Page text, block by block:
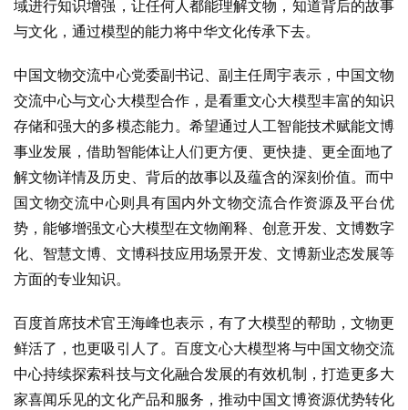
域进行知识增强，让任何人都能理解文物，知道背后的故事
与文化，通过模型的能力将中华文化传承下去。
中国文物交流中心党委副书记、副主任周宇表示，中国文物
交流中心与文心大模型合作，是看重文心大模型丰富的知识
存储和强大的多模态能力。希望通过人工智能技术赋能文博
事业发展，借助智能体让人们更方便、更快捷、更全面地了
解文物详情及历史、背后的故事以及蕴含的深刻价值。而中
国文物交流中心则具有国内外文物交流合作资源及平台优
势，能够增强文心大模型在文物阐释、创意开发、文博数字
化、智慧文博、文博科技应用场景开发、文博新业态发展等
方面的专业知识。
百度首席技术官王海峰也表示，有了大模型的帮助，文物更
鲜活了，也更吸引人了。百度文心大模型将与中国文物交流
中心持续探索科技与文化融合发展的有效机制，打造更多大
家喜闻乐见的文化产品和服务，推动中国文博资源优势转化